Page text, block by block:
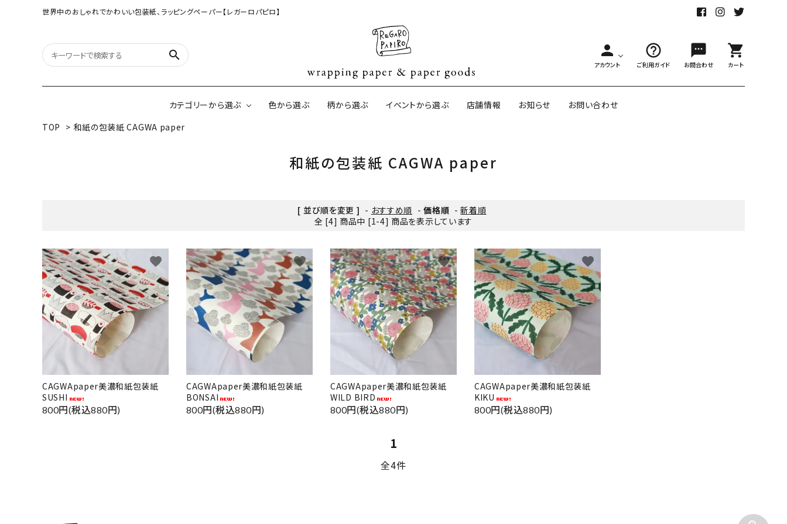
世界中のおしゃれでかわいい包装紙、ラッピングペーパー【レガーロパピロ】
search person
アカウント
help_outline
ご利用ガイド
sms
お問合わせ
shopping_cart
カート
カテゴリーから選ぶ
【大判サイズ】オリジナル包装紙 和紙の包装紙(CAGWA paper)
【BtoB】店舗様向大ロット
インドのハンドプリントコットン
イギリスのモダン包装紙 イギリスの両面包装紙
色から選ぶ 柄から選ぶ イベントから選ぶ 店舗情報 お知らせ
お問い合わせ
TOP > 和紙の包装紙 CAGWA paper
和紙の包装紙 CAGWA paper
[ 並び順を変更 ] - おすすめ順 -価格順 -新着順
全 [4] 商品中 [1-4] 商品を表示しています
CAGWApaper美濃和紙包装紙
SUSHI
800円(税込880円)
favorite
CAGWApaper美濃和紙包装紙
BONSAI
800円(税込880円)
favorite
CAGWApaper美濃和紙包装紙
WILD BIRD
800円(税込880円)
favorite
CAGWApaper美濃和紙包装紙
KIKU
800円(税込880円)
favorite
1
全4件
カテゴリー
検索する